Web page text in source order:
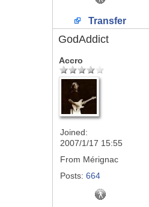
Transfer
GodAddict
Accro
Joined:
2007/1/17 15:55
From Mérignac
Posts: 664